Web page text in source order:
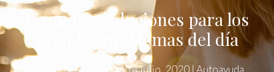
Pequeñas soluciones para los
grandes problemas del día
Chuchi Gonzalez.|14 julio, 2020 | Autoayuda